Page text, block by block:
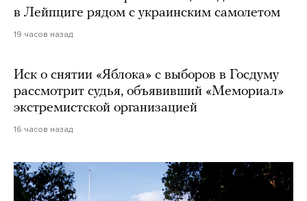
в Лейпциге рядом с украинским самолетом
19 часов назад
Иск о снятии «Яблока» с выборов в Госдуму
рассмотрит судья, объявивший «Мемориал»
экстремистской организацией
16 часов назад